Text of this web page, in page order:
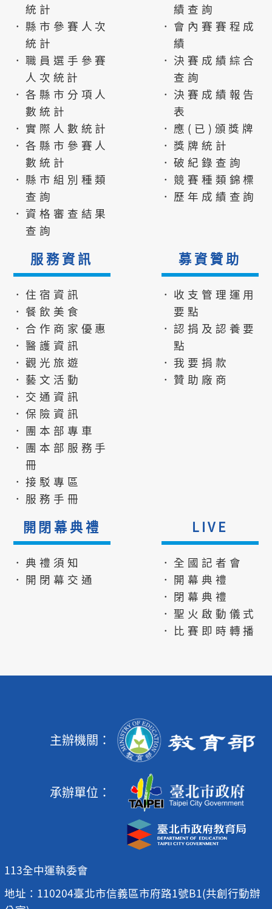
統計
．縣市參賽人次
統計
．職員選手參賽
人次統計
．各縣市分項人
數統計
．實際人數統計
．各縣市參賽人
數統計
．縣市組別種類
查詢
．資格審查結果
查詢
績查詢
．會內賽賽程成
績
．決賽成績綜合
查詢
．決賽成績報告
表
．應(已)頒獎牌
．獎牌統計
．破紀錄查詢
．競賽種類錦標
．歷年成績查詢
服務資訊
．住宿資訊
．餐飲美食
．合作商家優惠
．醫護資訊
．觀光旅遊
．藝文活動
．交通資訊
．保險資訊
．團本部專車
．團本部服務手
冊
．接駁專區
．服務手冊
募資贊助
．收支管理運用
要點
．認捐及認養要
點
．我要捐款
．贊助廠商
開閉幕典禮
．典禮須知
．開閉幕交通
LIVE
．全國記者會
．開幕典禮
．閉幕典禮
．聖火啟動儀式
．比賽即時轉播
主辦機關：
承辦單位：
113全中運執委會
地址：110204臺北市信義區市府路1號B1(共創行動辦